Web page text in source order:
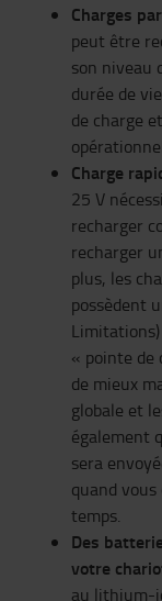
Charges
peut être
son niveau
durée de
de charge
Charge
25 V
recharger
recharger
plus, les
possèdent
« pointe de
de mieux
globale et
également
sera
quand
temps.
Des
votre
au lithium-